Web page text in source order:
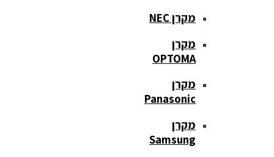
מקרן NEC
מקרן
OPTOMA
מקרן
Panasonic
מקרן
Samsung